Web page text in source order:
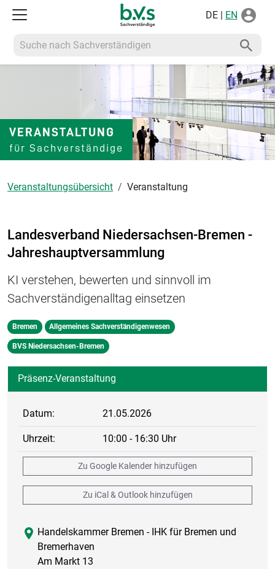
DE | EN
Suche nach Sachverständigen
VERANSTALTUNG
für Sachverständige
Veranstaltungsübersicht Veranstaltung
Landesverband Niedersachsen-Bremen -
Jahreshauptversammlung
KI verstehen, bewerten und sinnvoll im
Sachverständigenalltag einsetzen
Bremen Allgemeines Sachverständigenwesen
BVS Niedersachsen-Bremen
Präsenz-Veranstaltung
Datum: 21.05.2026
Uhrzeit: 10:00 - 16:30 Uhr
Zu Google Kalender hinzufügen
Zu iCal & Outlook hinzufügen
Handelskammer Bremen - IHK für Bremen und
Bremerhaven
Am Markt 13